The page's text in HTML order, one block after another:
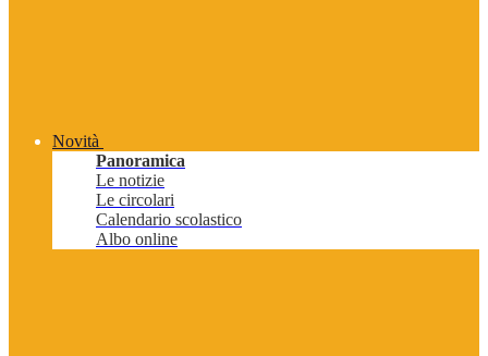
Novità
Panoramica
Le notizie
Le circolari
Calendario scolastico
Albo online